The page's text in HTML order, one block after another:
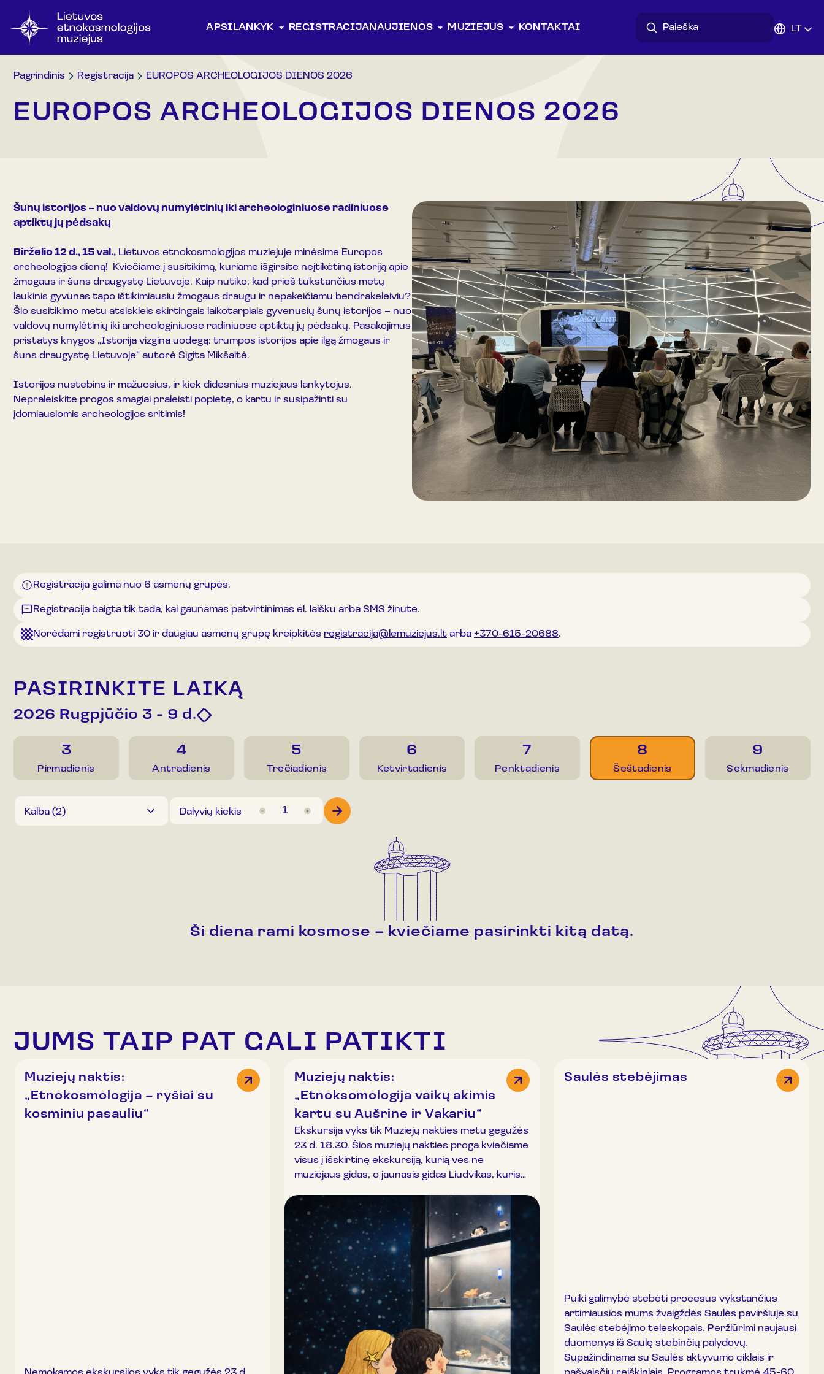
APSILANKYK REGISTRACIJANAUJIENOS MUZIEJUS KONTAKTAI LT
Pagrindinis Registracija EUROPOS ARCHEOLOGIJOS DIENOS 2026
EUROPOS ARCHEOLOGIJOS DIENOS 2026
Šunų istorijos – nuo valdovų numylėtinių iki archeologiniuose radiniuose
aptiktų jų pėdsakų
Birželio 12 d., 15 val., Lietuvos etnokosmologijos muziejuje minėsime Europos
archeologijos dieną! Kviečiame į susitikimą, kuriame išgirsite neįtikėtiną istoriją apie
žmogaus ir šuns draugystę Lietuvoje. Kaip nutiko, kad prieš tūkstančius metų
laukinis gyvūnas tapo ištikimiausiu žmogaus draugu ir nepakeičiamu bendrakeleiviu?
Šio susitikimo metu atsiskleis skirtingais laikotarpiais gyvenusių šunų istorijos – nuo
valdovų numylėtinių iki archeologiniuose radiniuose aptiktų jų pėdsakų. Pasakojimus
pristatys knygos „Istorija vizgina uodegą: trumpos istorijos apie ilgą žmogaus ir
šuns draugystę Lietuvoje“ autorė Sigita Mikšaitė.
Istorijos nustebins ir mažuosius, ir kiek didesnius muziejaus lankytojus.
Nepraleiskite progos smagiai praleisti popietę, o kartu ir susipažinti su
įdomiausiomis archeologijos sritimis!
Registracija galima nuo 6 asmenų grupės.
Registracija baigta tik tada, kai gaunamas patvirtinimas el. laišku arba SMS žinute.
Norėdami registruoti 30 ir daugiau asmenų grupę kreipkitės registracija@lemuziejus.lt arba +370-615-20688.
PASIRINKITE LAIKĄ
2026 Rugpjūčio 3 - 9 d.
3
Pirmadienis
4
Antradienis
5
Trečiadienis
6
Ketvirtadienis
7
Penktadienis
8
Šeštadienis
9
Sekmadienis
Kalba (2) Dalyvių kiekis
Ši diena rami kosmose – kviečiame pasirinkti kitą datą.
JUMS TAIP PAT GALI PATIKTI
Muziejų naktis:
„Etnokosmologija – ryšiai su
kosminiu pasauliu“
Muziejų naktis:
„Etnoksomologija vaikų akimis
kartu su Aušrine ir Vakariu“
Ekskursija vyks tik Muziejų nakties metu gegužės
23 d. 18.30. Šios muziejų nakties proga kviečiame
visus į išskirtinę ekskursiją, kurią ves ne
muziejaus gidas, o jaunasis gidas Liudvikas, kuris
turi ką papasakoti apie etnokosmologiją vaiko
akimis!
Saulės stebėjimas
Puiki galimybė stebėti procesus vykstančius
artimiausios mums žvaigždės Saulės paviršiuje su
Saulės stebėjimo teleskopais. Peržiūrimi naujausi
duomenys iš Saulę stebinčių palydovų.
Supažindinama su Saulės aktyvumo ciklais ir